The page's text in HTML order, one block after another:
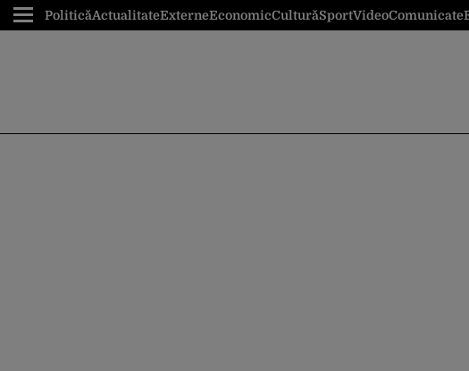
PoliticăActualitateExterneEconomicCulturăSportVideoComunicate